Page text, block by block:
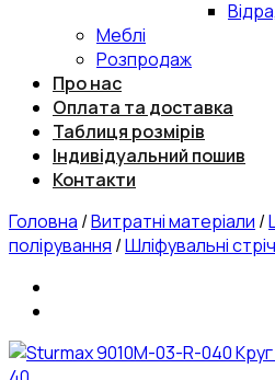
Меблі
Розпродаж
Про нас
Оплата та доставка
Таблиця розмірів
Індивідуальний пошив
Контакти
Головна /Витратні матеріали /
полірування /Шліфувальні